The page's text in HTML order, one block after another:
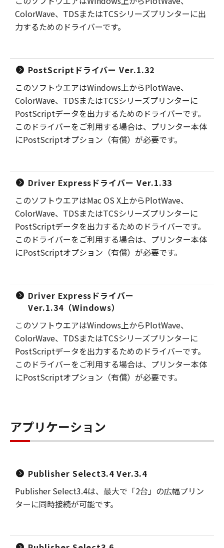
ColorWave、TDSまたはTCSシリーズプリンターに出
力するためのドライバーです。
PostScriptドライバー Ver.1.32
このソフトウエアはWindows上からPlotWave、
ColorWave、TDSまたはTCSシリーズプリンターに
PostScriptデータを出力するためのドライバーです。
このドライバーをご利用する場合は、プリンター本体
にPostScriptオプション（有償）が必要です。
Driver Expressドライバー Ver.1.33
このソフトウエアはMac OS X上からPlotWave、
ColorWave、TDSまたはTCSシリーズプリンターに
PostScriptデータを出力するためのドライバーです。
このドライバーをご利用する場合は、プリンター本体
にPostScriptオプション（有償）が必要です。
Driver Expressドライバー
Ver.1.34（Windows）
このソフトウエアはWindows上からPlotWave、
ColorWave、TDSまたはTCSシリーズプリンターに
PostScriptデータを出力するためのドライバーです。
このドライバーをご利用する場合は、プリンター本体
にPostScriptオプション（有償）が必要です。
アプリケーション
Publisher Select3.4 Ver.3.4
Publisher Select3.4は、最大で「2台」の広幅プリン
ターに同時接続が可能です。